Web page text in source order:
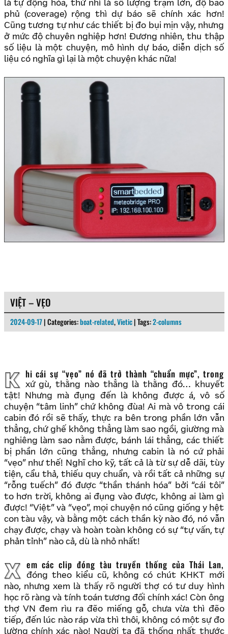
là tự động hóa, thứ nhì là số lượng trạm lớn, độ bao
phủ (coverage) rộng thì dự báo sẽ chính xác hơn!
Cũng tương tự như các thiết bị đo bụi mịn vậy, nhưng
ở mức độ chuyên nghiệp hơn! Đương nhiên, thu thập
số liệu là một chuyện, mô hình dự báo, diễn dịch số
liệu có nghĩa gì lại là một chuyện khác nữa!
VIỆT – VẸO
2024-09-17 | Categories:boat-related,Vietic | Tags:2-columns
Khi cái sự “vẹo” nó đã trở thành “chuẩn mực”, trong
xứ gù, thằng nào thẳng là thằng đó… khuyết
tật! Nhưng mà đụng đến là không được á, vô số
chuyện “tâm linh” chứ không đùa! Ai mà vô trong cái
cabin đó rồi sẽ thấy, thực ra bên trong phần lớn vẫn
thẳng, chứ ghế không thẳng làm sao ngồi, giường mà
nghiêng làm sao nằm được, bánh lái thẳng, các thiết
bị phần lớn cũng thẳng, nhưng cabin là nó cứ phải
“vẹo” như thế! Nghĩ cho kỹ, tất cả là từ sự dễ dãi, tùy
tiện, cẩu thả, thiếu quy chuẩn, và rồi tất cả những sự
“rỗng tuếch” đó được “thần thánh hóa” bởi “cái tôi”
to hơn trời, không ai đụng vào được, không ai làm gì
được! “Việt” và “vẹo”, mọi chuyện nó cũng giống y hệt
con tàu vậy, và bằng một cách thần kỳ nào đó, nó vẫn
chạy được, chạy và hoàn toàn không có sự “tự vấn, tự
phản tỉnh” nào cả, dù là nhỏ nhất!
Xem các clip đóng tàu truyền thống của Thái Lan,
đóng theo kiểu cũ, không có chút KHKT mới
nào, nhưng xem là thấy rõ người thợ có tư duy hình
học rõ ràng và tính toán tương đối chính xác! Còn ông
thợ VN đem rìu ra đẽo miếng gỗ, chưa vừa thì đẽo
tiếp, đến lúc nào ráp vừa thì thôi, không có một sự đo
lường chính xác nào! Người ta đã thống nhất thước